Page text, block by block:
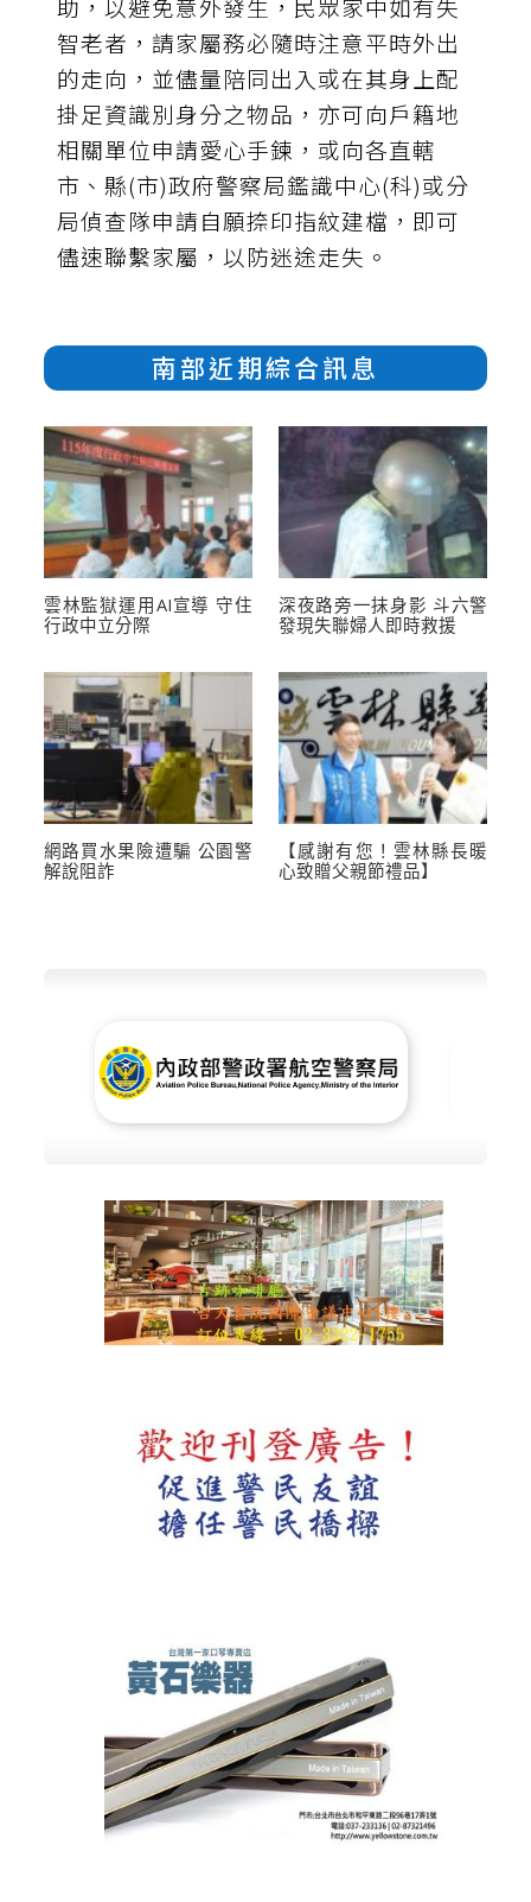
智老者，請家屬務必隨時注意平時外出
的走向，並儘量陪同出入或在其身上配
掛足資識別身分之物品，亦可向戶籍地
相關單位申請愛心手鍊，或向各直轄
市、縣(市)政府警察局鑑識中心(科)或分
局偵查隊申請自願捺印指紋建檔，即可
儘速聯繫家屬，以防迷途走失。
南部近期綜合訊息
雲林監獄運用AI宣導 守住
行政中立分際
深夜路旁一抹身影 斗六警
發現失聯婦人即時救援
網路買水果險遭騙 公園警
解說阻詐
【感謝有您！雲林縣長暖
心致贈父親節禮品】